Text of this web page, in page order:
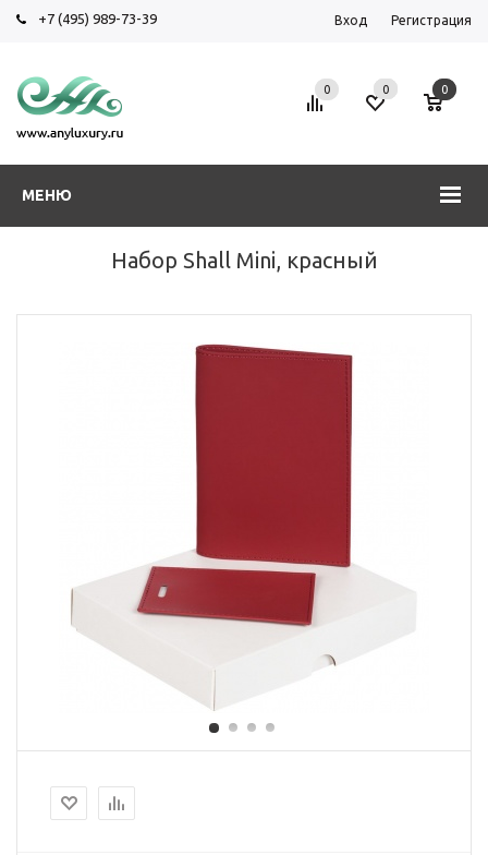
+7 (495) 989-73-39 Вход Регистрация
МЕНЮ
0 0 0
Набор Shall Mini, красный